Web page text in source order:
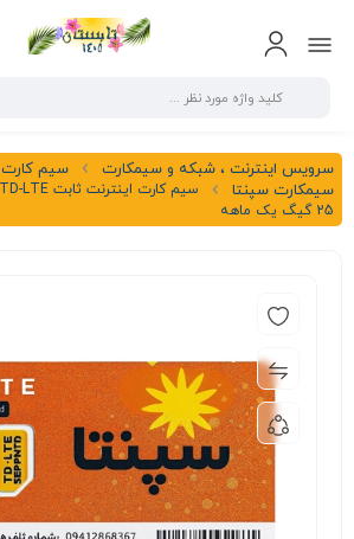
سرویس اینترنت ، شبکه و سیمکارت
سیم کارت
سیمکارت سپنتا
25 گیگ یک ماهه